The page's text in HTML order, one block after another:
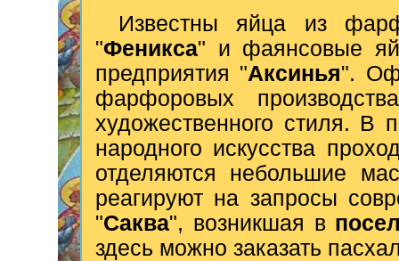
Известны яйца из
"Феникса" и фаянсовые
предприятия "Аксинья".
фарфоровых
художественного стиля. В
народного искусства
отделяются небольшие
реагируют на запросы
"Саква", возникшая в
здесь можно заказать